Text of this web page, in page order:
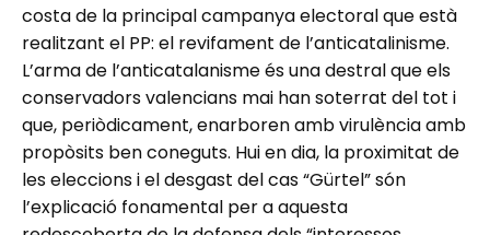
costa de la principal campanya electoral que està
realitzant el PP: el revifament de l’anticatalinisme.
L’arma de l’anticatalanisme és una destral que els
conservadors valencians mai han soterrat del tot i
que, periòdicament, enarboren amb virulència amb
propòsits ben coneguts. Hui en dia, la proximitat de
les eleccions i el desgast del cas “Gürtel” són
l’explicació fonamental per a aquesta